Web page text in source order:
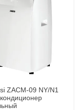
ZACM-09 NY/N1